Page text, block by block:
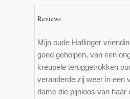
Reviews
Mijn oude Haflinger
goed geholpen, van een
kreupele teruggetrokken
veranderde zij weer in een
dame die pijnloos van haar